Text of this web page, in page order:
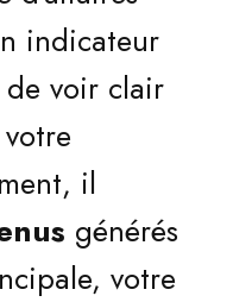
indicateur
voir clair
il
générés
votre